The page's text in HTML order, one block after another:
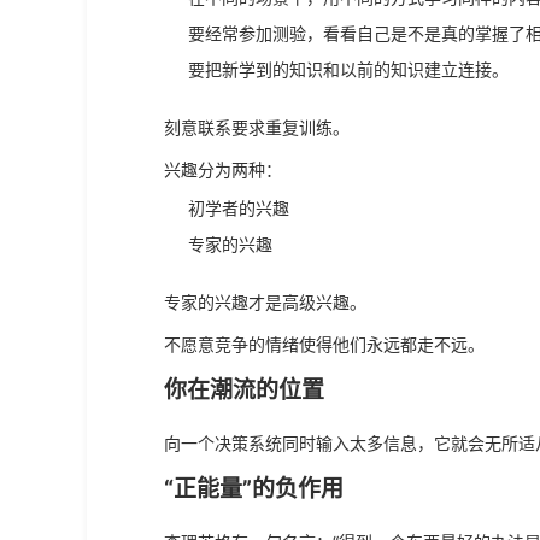
要经常参加测验，看看自己是不是真的掌握了相
要把新学到的知识和以前的知识建立连接。
刻意联系要求重复训练。
兴趣分为两种：
初学者的兴趣
专家的兴趣
专家的兴趣才是高级兴趣。
不愿意竞争的情绪使得他们永远都走不远。
你在潮流的位置
向一个决策系统同时输入太多信息，它就会无所适
“正能量”的负作用